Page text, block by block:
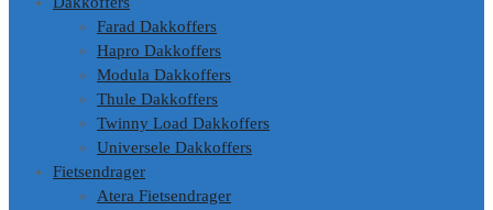
Farad Dakkoffers
Hapro Dakkoffers
Modula Dakkoffers
Thule Dakkoffers
Twinny Load Dakkoffers
Universele Dakkoffers
Fietsendrager
Atera Fietsendrager